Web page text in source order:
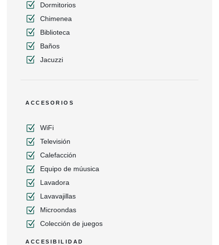
Dormitorios
Chimenea
Biblioteca
Baños
Jacuzzi
ACCESORIOS
WiFi
Televisión
Calefacción
Equipo de múusica
Lavadora
Lavavajillas
Microondas
Colección de juegos
ACCESIBILIDAD